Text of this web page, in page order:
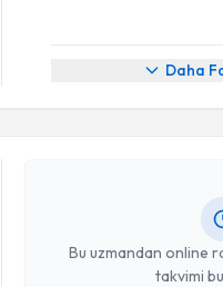
Daha
Bu uzmandan online
takvimi
Randevu Takvimi Talebi
Psk. Sümeyye Karacaiçin
Size bu uzmandan randevu